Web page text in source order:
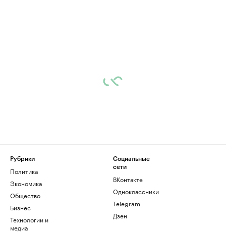
Рубрики
Политика
Экономика
Общество
Бизнес
Технологии и
медиа
Социальные
сети
ВКонтакте
Одноклассники
Telegram
Дзен